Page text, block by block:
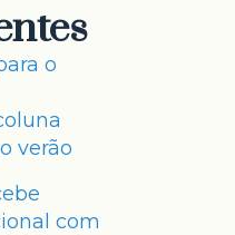
o
verão
com